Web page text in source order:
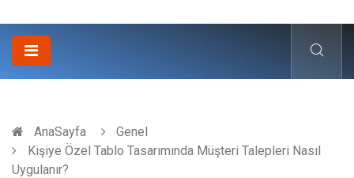
AnaSayfa
Genel
Kişiye Özel Tablo Tasarımında Müşteri Talepleri Nasıl
Uygulanır?